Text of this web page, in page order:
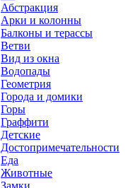
Абстракция
Арки и колонны
Балконы и терассы
Ветви
Вид из окна
Водопады
Геометрия
Города и домики
Горы
Граффити
Детские
Достопримечательности
Еда
Животные
Замки